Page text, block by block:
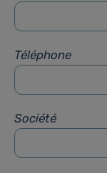
Téléphone
Société